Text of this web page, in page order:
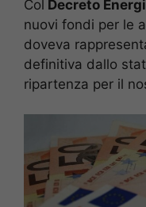
Col Decreto
nuovi fondi per le
doveva
definitiva dallo
ripartenza per il